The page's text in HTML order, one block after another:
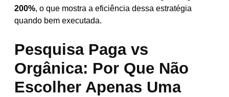
200%, o que mostra a eficiência dessa estratégia
quando bem executada.
Pesquisa Paga vs
Orgânica: Por Que Não
Escolher Apenas Uma